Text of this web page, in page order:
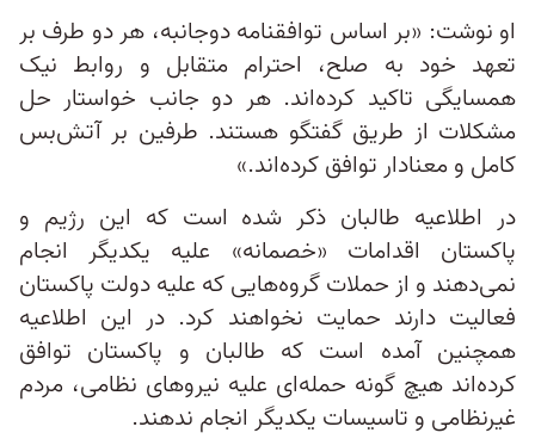
او نوشت: «بر اساس توافقنامه دوجانبه، هر دو طرف بر
تعهد خود به صلح، احترام متقابل و روابط نیک
همسایگی تاکید کرده‌اند. هر دو جانب خواستار حل
مشکلات از طریق گفتگو هستند. طرفین بر آتش‌بس
کامل و معنادار توافق کرده‌اند.»
در اطلاعیه طالبان ذکر شده است که این رژیم و
پاکستان اقدامات «خصمانه» علیه یکدیگر انجام
نمی‌دهند و از حملات گروه‌هایی که علیه دولت پاکستان
فعالیت دارند حمایت نخواهند کرد. در این اطلاعیه
همچنین آمده است که طالبان و پاکستان توافق
کرده‌اند هیچ‌ گونه حمله‌ای علیه نیروهای نظامی، مردم
غیرنظامی و تاسیسات یکدیگر انجام ندهند.